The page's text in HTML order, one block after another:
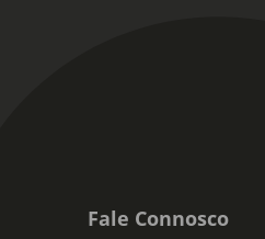
Fale Connosco